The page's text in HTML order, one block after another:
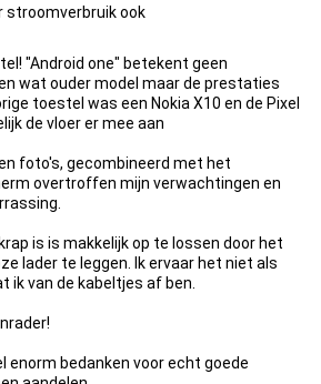
stroomverbruik ook
"Android one" betekent geen
wat ouder model maar de prestaties
toestel was een Nokia X10 en de Pixel
de vloer er mee aan
foto's, gecombineerd met het
overtroffen mijn verwachtingen en
is is makkelijk op te lossen door het
lader te leggen. Ik ervaar het niet als
ik van de kabeltjes af ben.
enorm bedanken voor echt goede